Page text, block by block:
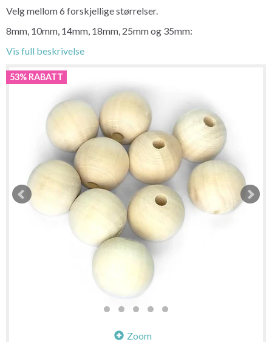
Velg mellom 6 forskjellige størrelser.
8mm, 10mm, 14mm, 18mm, 25mm og 35mm:
Vis full beskrivelse
53% RABATT
Zoom